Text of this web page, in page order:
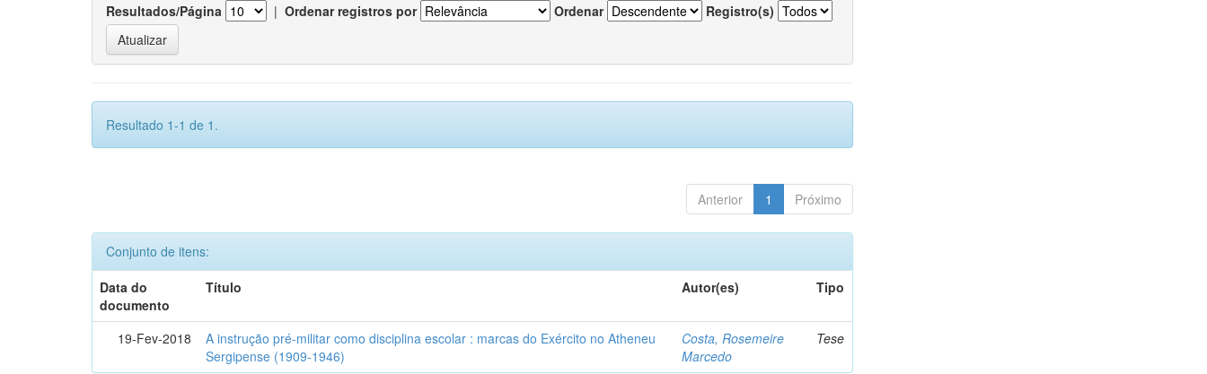
Resultados/Página | Ordenar registros por Ordenar Registro(s)
Resultado 1-1 de 1.
Anterior 1 Próximo
Conjunto de itens:
Data do
documento
Título Autor(es) Tipo
19-Fev-2018
A instrução pré-militar como disciplina escolar : marcas do Exército no Atheneu
Sergipense (1909-1946)
Costa, Rosemeire
Marcedo
Tese